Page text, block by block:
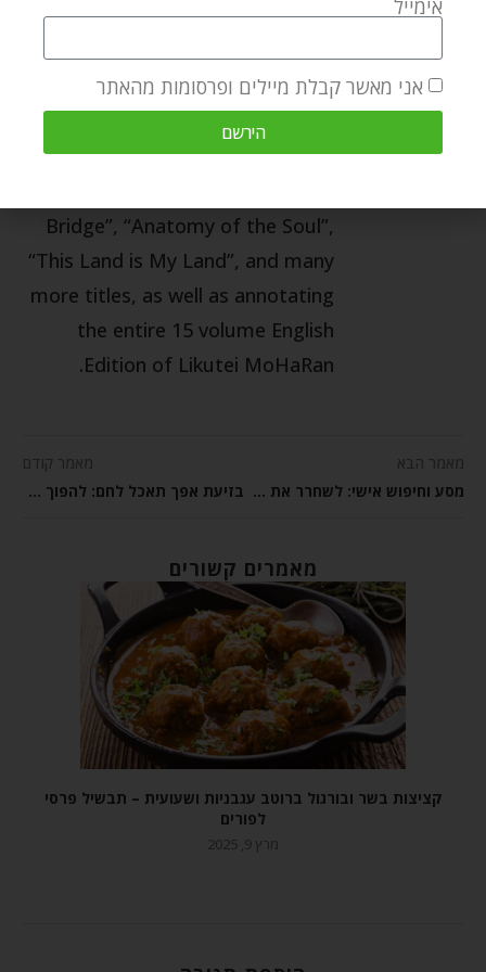
More than 100 titles are currently
Russian, Spanish, French, and
even Korean. Chaim himself, is the
author of “Through Fire and
Bridge”, “Anatomy of the Soul”,
“This Land is My Land”, and many
more titles, as well as annotating
the entire 15 volume English
Edition of Likutei MoHaRan.
מאמר הבא
מסע וחיפוש אישי: לשחרר את הנסיכה האבודה
מאמר קודם
בזיעת אפך תאכל לחם: להפוך את הקללה לברכה
מאמרים קשורים
קציצות בשר ובורגול ברוטב עגבניות ושעועית – תבשיל פרסי
לפורים
מרץ 9, 2025
אימייל
אני מאשר קבלת מיילים ופרסומות מהאתר
הירשם